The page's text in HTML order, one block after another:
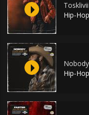
Tosklivii
Hip-Hop
Nobody
Hip-Hop